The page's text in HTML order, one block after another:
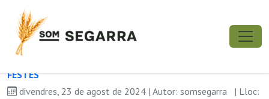
FESTES
divendres, 23 de agost de 2024 | Autor: somsegarra
| Lloc: